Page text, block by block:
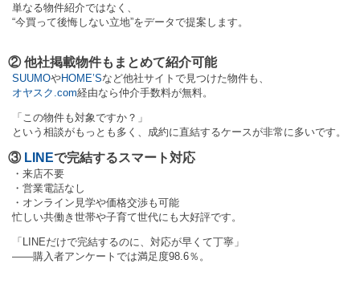
単なる物件紹介ではなく、
“今買って後悔しない立地”をデータで提案します。
② 他社掲載物件もまとめて紹介可能
SUUMOやHOME’Sなど他社サイトで見つけた物件も、
オヤスク.com経由なら仲介手数料が無料。
「この物件も対象ですか？」
という相談がもっとも多く、成約に直結するケースが非常に多いです。
③ LINEで完結するスマート対応
・来店不要
・営業電話なし
・オンライン見学や価格交渉も可能
忙しい共働き世帯や子育て世代にも大好評です。
「LINEだけで完結するのに、対応が早くて丁寧」
——購入者アンケートでは満足度98.6％。